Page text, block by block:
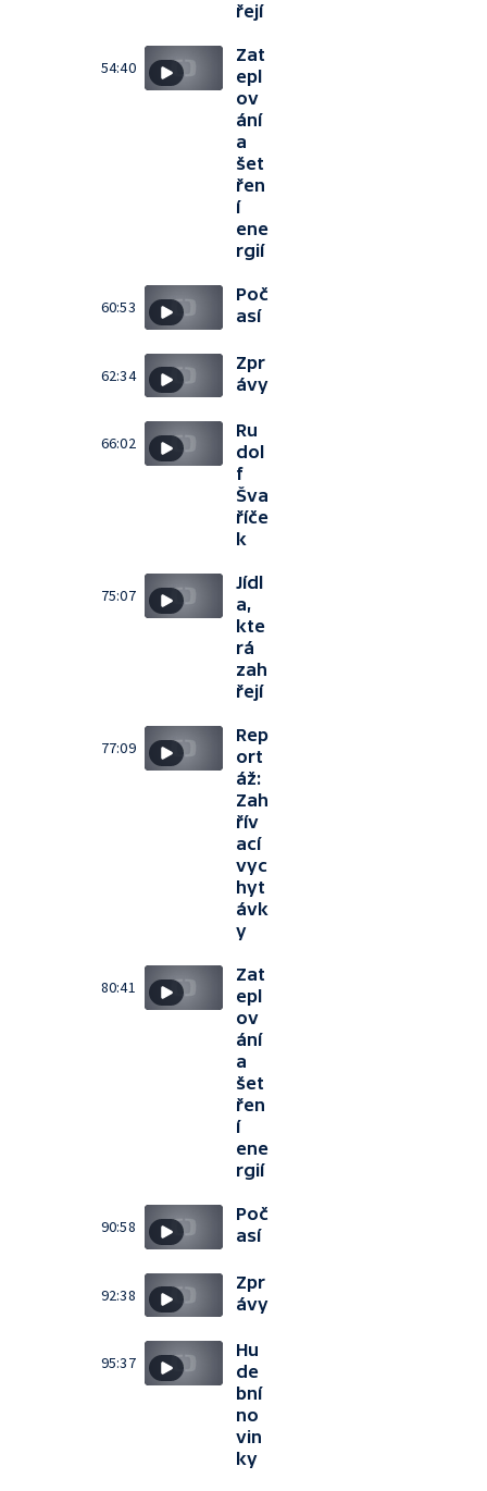
řejí
54:40
Zat
epl
ov
ání
a
šet
řen
í
ene
rgií
60:53
Poč
así
62:34
Zpr
ávy
66:02
Ru
dol
f
Šva
říče
k
75:07
Jídl
a,
kte
rá
zah
řejí
77:09
Rep
ort
áž:
Zah
řív
ací
vyc
hyt
ávk
y
80:41
Zat
epl
ov
ání
a
šet
řen
í
ene
rgií
90:58
Poč
así
92:38
Zpr
ávy
95:37
Hu
de
bní
no
vin
ky